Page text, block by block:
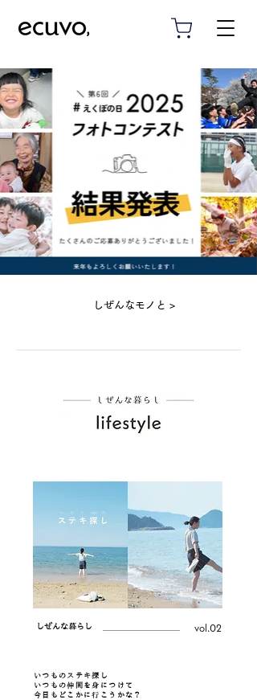
しぜんなモノと >
しぜんな暮らし vol.02
いつものステキ探し
いつもの仲間を身につけて
今日もどこかに行こうかな？